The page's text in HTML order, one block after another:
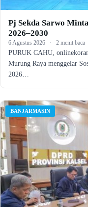
Pj Sekda Sarwo
2026–2030
6 Agustus 2026 · 2 menit baca
PURUK CAHU,
Murung Raya menggelar
2026…
BANJARMASIN